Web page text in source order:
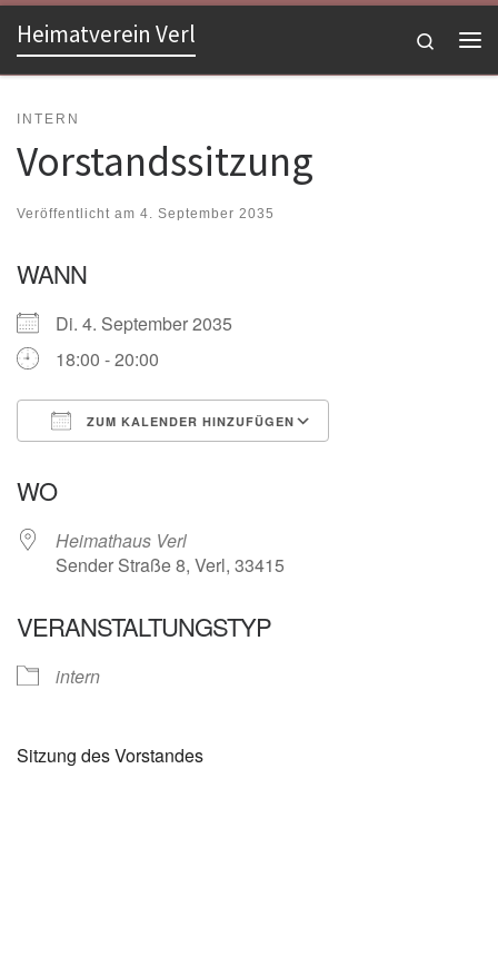
Zum Inhalt springen
Heimatverein Verl
Search
INTERN
Vorstandssitzung
Veröffentlicht am 4. September 2035
WANN
Di. 4. September 2035
18:00 - 20:00
ZUM KALENDER HINZUFÜGEN
WO
Heimathaus Verl
Sender Straße 8, Verl, 33415
VERANSTALTUNGSTYP
intern
Sitzung des Vorstandes